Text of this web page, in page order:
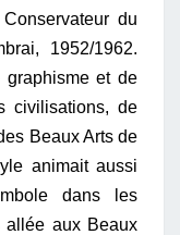
du
1952/1962.
graphisme et de
civilisations, de
Beaux Arts de
animait aussi
dans les
allée aux Beaux